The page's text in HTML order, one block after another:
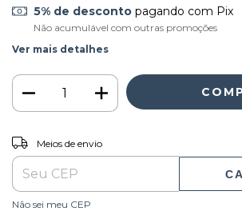
5% de descontopagando com Pix
Não acumulável com outras promoções
Ver mais detalhes
Entregas para o CEP:
Meios de envio
Não sei meu CEP